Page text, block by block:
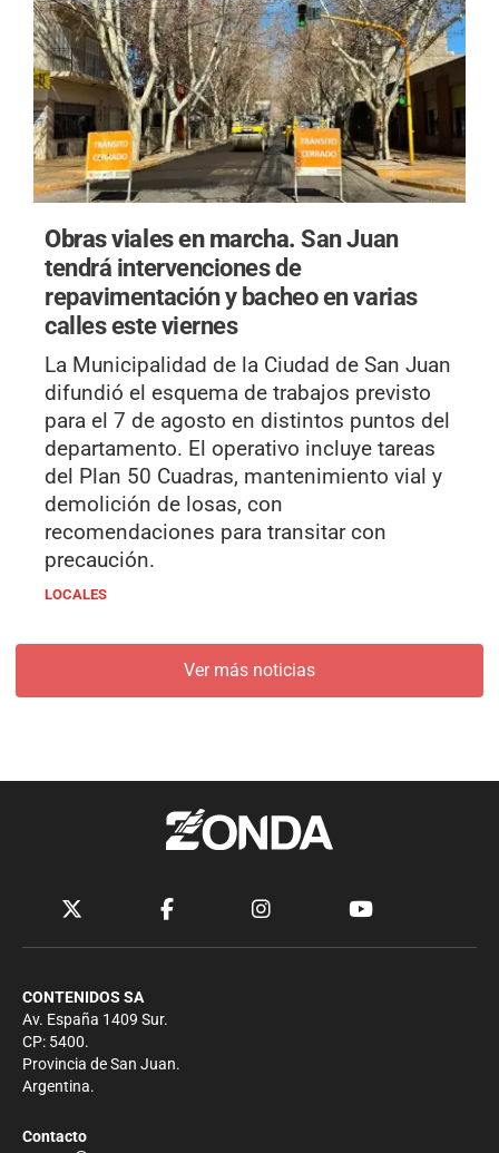
Obras viales en marcha.San Juan
tendrá intervenciones de
repavimentación y bacheo en varias
calles este viernes
La Municipalidad de la Ciudad de San Juan
difundió el esquema de trabajos previsto
para el 7 de agosto en distintos puntos del
departamento. El operativo incluye tareas
del Plan 50 Cuadras, mantenimiento vial y
demolición de losas, con
recomendaciones para transitar con
precaución.
LOCALES
Ver más noticias
CONTENIDOS SA
Av. España 1409 Sur.
CP: 5400.
Provincia de San Juan.
Argentina.
Contacto